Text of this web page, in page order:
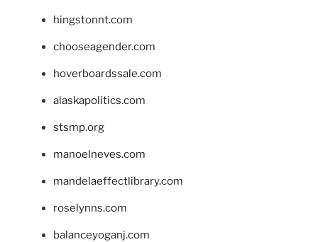
hingstonnt.com
chooseagender.com
hoverboardssale.com
alaskapolitics.com
stsmp.org
manoelneves.com
mandelaeffectlibrary.com
roselynns.com
balanceyoganj.com